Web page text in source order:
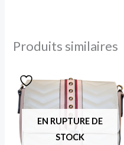
Produits similaires
EN RUPTURE DE
STOCK